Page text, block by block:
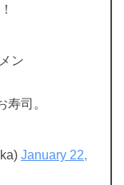
ン
司。
January 22,